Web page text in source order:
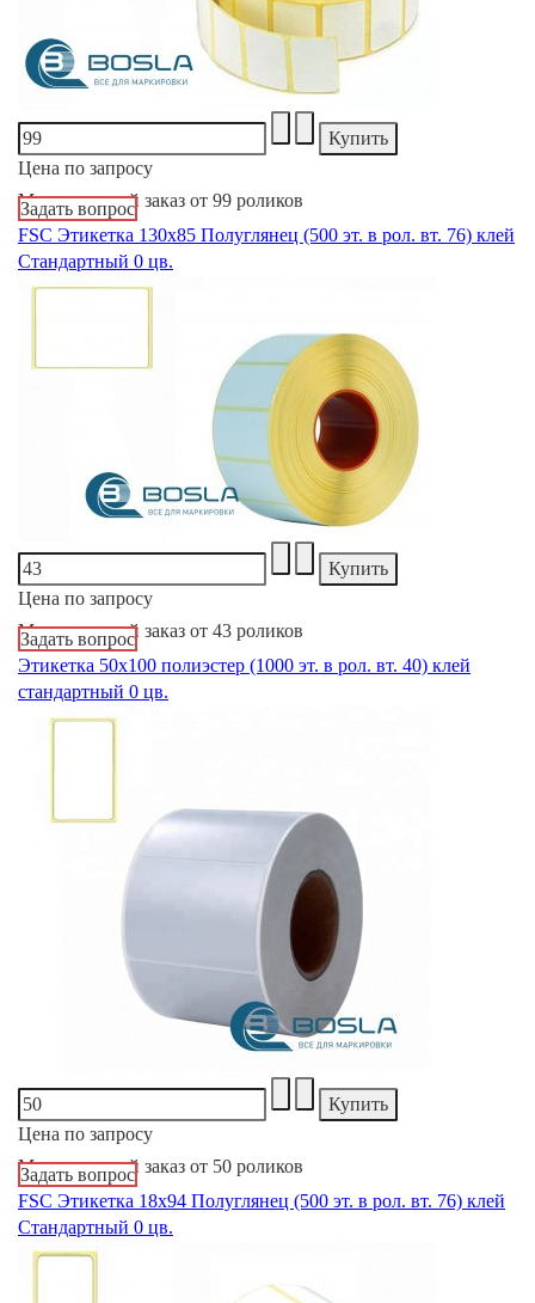
Цена по запросу
Минимальный заказ от 99 роликов
Задать вопрос
FSC Этикетка 130х85 Полуглянец (500 эт. в рол. вт. 76) клей
Стандартный 0 цв.
Цена по запросу
Минимальный заказ от 43 роликов
Задать вопрос
Этикетка 50х100 полиэстер (1000 эт. в рол. вт. 40) клей
стандартный 0 цв.
Цена по запросу
Минимальный заказ от 50 роликов
Задать вопрос
FSC Этикетка 18х94 Полуглянец (500 эт. в рол. вт. 76) клей
Стандартный 0 цв.